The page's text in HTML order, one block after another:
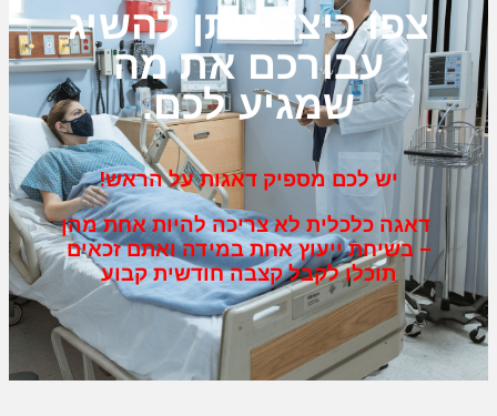
צפו כיצד ניתן להשיג
עבורכם את מה
שמגיע לכם.
יש לכם מספיק דאגות על הראש!
דאגה כלכלית לא צריכה להיות אחת מהן
– בשיחת ייעוץ אחת במידה ואתם זכאים
תוכלו לקבל קצבה חודשית קבוע